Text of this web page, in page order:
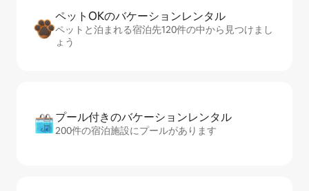
ペットOKのバ⁠ケ⁠ー⁠シ⁠ョ⁠ンレ⁠ン⁠タ⁠ル
ペットと泊まれる宿泊先120件の中から見つけまし
ょう
プール付きのバ⁠ケ⁠ー⁠シ⁠ョ⁠ンレ⁠ン⁠タ⁠ル
200件の宿泊施設にプールがあります